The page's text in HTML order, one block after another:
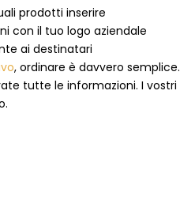
prodotti inserire
con il tuo logo aziendale
ai destinatari
, ordinare è davvero semplice.
tutte le informazioni. I vostri